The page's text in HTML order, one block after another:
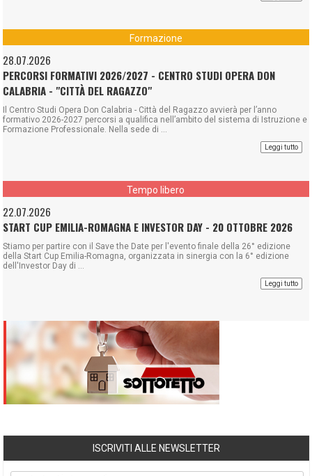
Formazione
28.07.2026
PERCORSI FORMATIVI 2026/2027 - CENTRO STUDI OPERA DON
CALABRIA - "CITTÀ DEL RAGAZZO"
Il Centro Studi Opera Don Calabria - Città del Ragazzo avvierà per l’anno
formativo 2026-2027 percorsi a qualifica nell’ambito del sistema di Istruzione e
Formazione Professionale. Nella sede di ...
Leggi tutto
Tempo libero
22.07.2026
START CUP EMILIA-ROMAGNA E INVESTOR DAY - 20 OTTOBRE 2026
Stiamo per partire con il Save the Date per l'evento finale della 26° edizione
della Start Cup Emilia-Romagna, organizzata in sinergia con la 6° edizione
dell'Investor Day di ...
Leggi tutto
ISCRIVITI ALLE NEWSLETTER